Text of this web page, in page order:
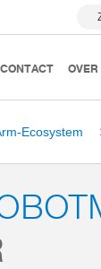
OVER
Ecosystem